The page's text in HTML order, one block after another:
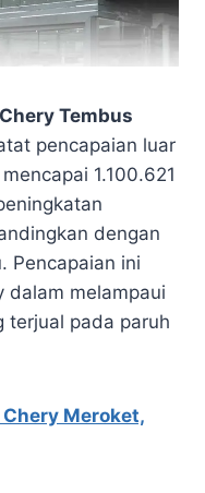
Tembus
pencapaian luar
1.100.621
dengan
Pencapaian ini
dalam melampaui
terjual pada paruh
Meroket,